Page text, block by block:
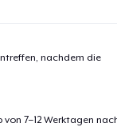
nachdem die
7–12 Werktagen